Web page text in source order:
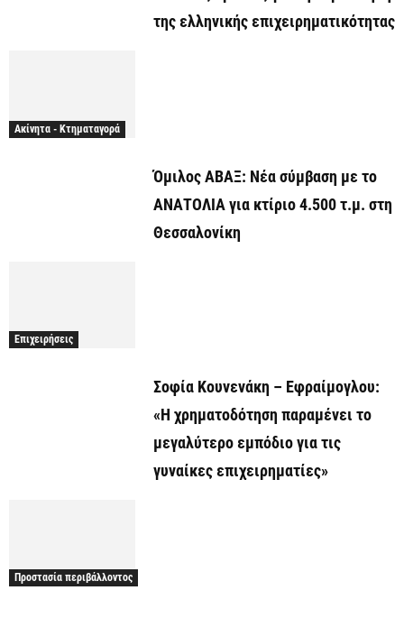
της ελληνικής επιχειρηματικότητας
Ακίνητα - Κτηματαγορά
Όμιλος ΑΒΑΞ: Νέα σύμβαση με το
ΑΝΑΤΟΛΙΑ για κτίριο 4.500 τ.μ. στη
Θεσσαλονίκη
Επιχειρήσεις
Σοφία Κουνενάκη – Εφραίμογλου:
«Η χρηματοδότηση παραμένει το
μεγαλύτερο εμπόδιο για τις
γυναίκες επιχειρηματίες»
Προστασία περιβάλλοντος